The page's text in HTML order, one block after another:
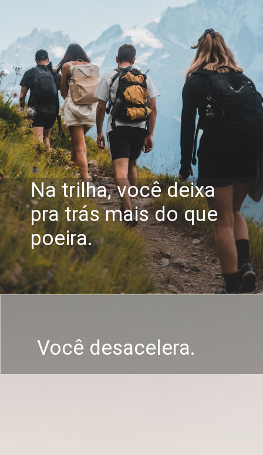
Na trilha, você deixa
pra trás mais do que
poeira.
Você desacelera.